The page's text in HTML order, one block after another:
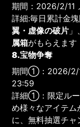
期間：2026/2/11
詳細:毎日累計金
翼・虚像の破片
属箱がもらえます
8.宝物争奪
期間①：2026/2/
23:59
詳細①：限定ルー
め様々なアイテ
に、無料抽選チャ